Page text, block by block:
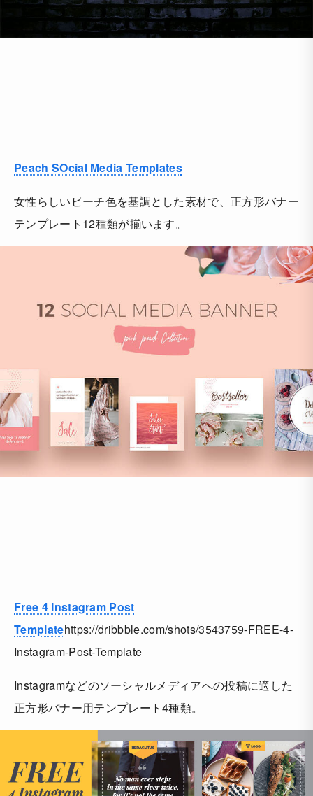
Peach SOcial Media Templates
女性らしいピーチ色を基調とした素材で、正方形バナー
テンプレート12種類が揃います。
Free 4 Instagram Post
Templatehttps://dribbble.com/shots/3543759-FREE-4-
Instagram-Post-Template
Instagramなどのソーシャルメディアへの投稿に適した
正方形バナー用テンプレート4種類。